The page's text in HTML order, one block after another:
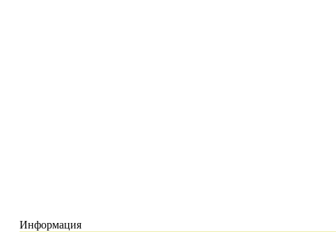
Информация